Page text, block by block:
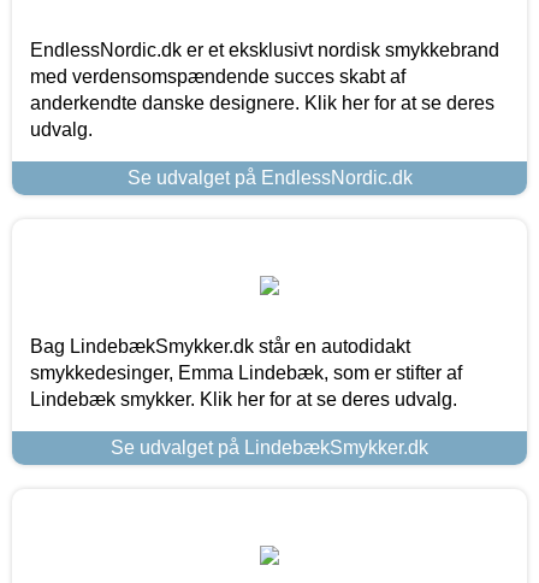
EndlessNordic.dk er et eksklusivt nordisk smykkebrand
med verdensomspændende succes skabt af
anderkendte danske designere. Klik her for at se deres
udvalg.
Se udvalget på EndlessNordic.dk
Bag LindebækSmykker.dk står en autodidakt
smykkedesinger, Emma Lindebæk, som er stifter af
Lindebæk smykker. Klik her for at se deres udvalg.
Se udvalget på LindebækSmykker.dk